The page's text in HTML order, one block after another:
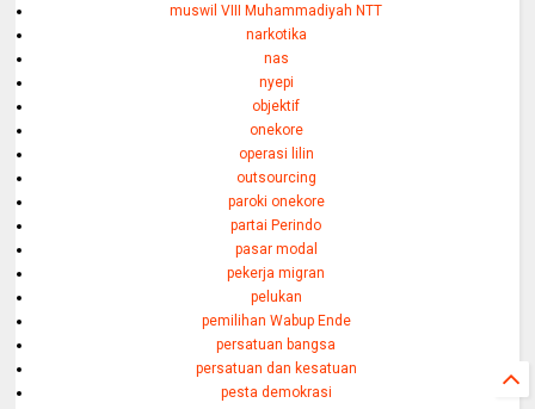
muswil VIII Muhammadiyah NTT
narkotika
nas
nyepi
objektif
onekore
operasi lilin
outsourcing
paroki onekore
partai Perindo
pasar modal
pekerja migran
pelukan
pemilihan Wabup Ende
persatuan bangsa
persatuan dan kesatuan
pesta demokrasi